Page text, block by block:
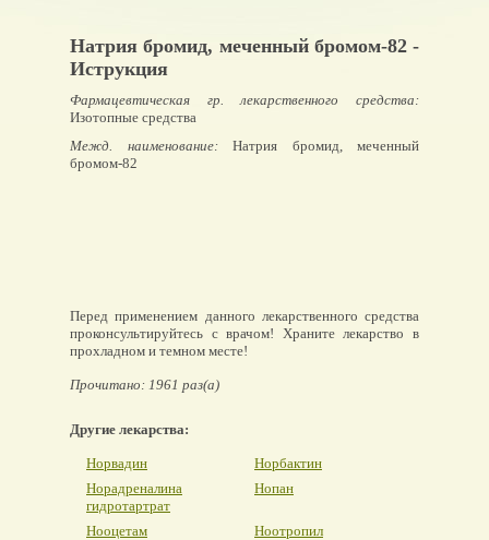
Натрия бромид, меченный бромом-82 -
Иструкция
Фармацевтическая гр. лекарственного средства:
Изотопные средства
Межд. наименование:Натрия бромид, меченный
бромом-82
Перед применением данного лекарственного средства
проконсультируйтесь с врачом! Храните лекарство в
прохладном и темном месте!
Прочитано: 1961 раз(а)
Другие лекарства:
Норвадин
Норбактин
Норадреналина
гидротартрат
Нопан
Нооцетам Ноотропил